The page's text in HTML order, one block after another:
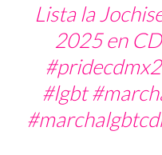
Lista la
2025 en
#lgbt